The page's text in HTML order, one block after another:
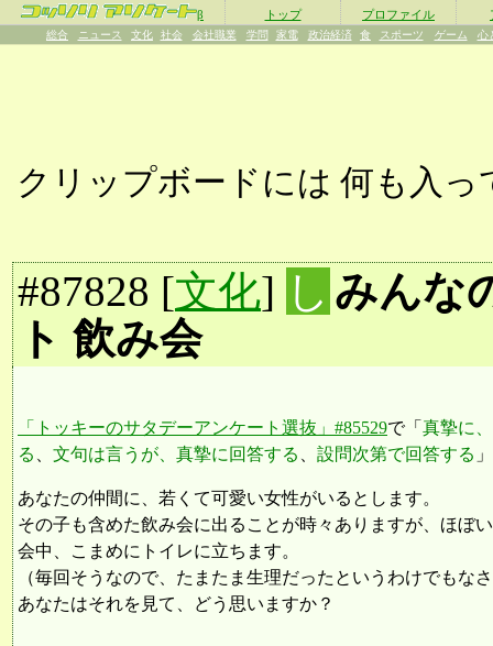
β トップ プロファイル
総合 ニュース 文化 社会 会社職業 学問 家電 政治経済 食 スポーツ ゲーム 心
クリップボードには 何も入っ
#87828 [文化] し みんな
ト 飲み会
「トッキーのサタデーアンケート選抜」#85529で「 真摯に
る
文句は言うが、真摯に回答する 設問次第で回答する
あなたの仲間に、若くて可愛い女性がいるとします。
その子も含めた飲み会に出ることが時々ありますが、ほぼ
会中、こまめにトイレに立ちます。
（毎回そうなので、たまたま生理だったというわけでもな
あなたはそれを見て、どう思いますか？